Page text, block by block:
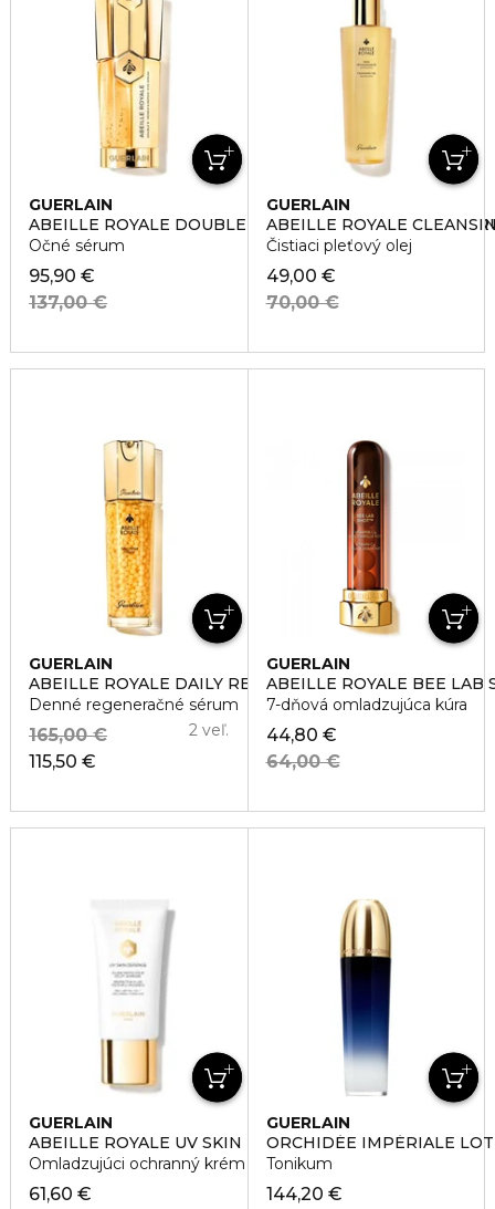
GUERLAIN
ABEILLE ROYALE DOUBLE R RENEW & REPAIR EYE
Očné sérum
95,90 €
137,00 €
GUERLAIN
ABEILLE ROYALE
Čistiaci pleťový olej
49,00 €
70,00 €
GUERLAIN
ABEILLE ROYALE DAILY REPAIR SERUM
Denné regeneračné sérum
115,50 €
165,00 € 2 veľ.
GUERLAIN
ABEILLE ROYALE BEE LAB
7-dňová omladzujúca kúra
44,80 €
64,00 €
GUERLAIN
ABEILLE ROYALE UV SKIN DEFENSE
Omladzujúci ochranný krém SPF 50
61,60 €
GUERLAIN
ORCHIDÉE IMPÉRIALE
Tonikum
144,20 €